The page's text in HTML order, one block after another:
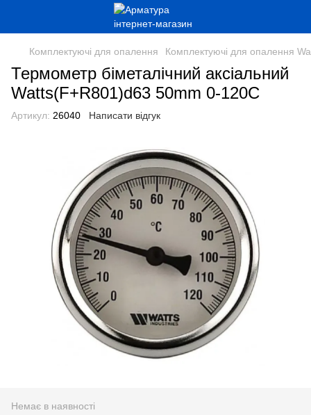
Комплектуючі для опалення Комплектуючі для опалення
Термометр біметалічний аксіальний
Watts(F+R801)d63 50mm 0-120C
Артикул: 26040 Написати відгук
Немає в наявності